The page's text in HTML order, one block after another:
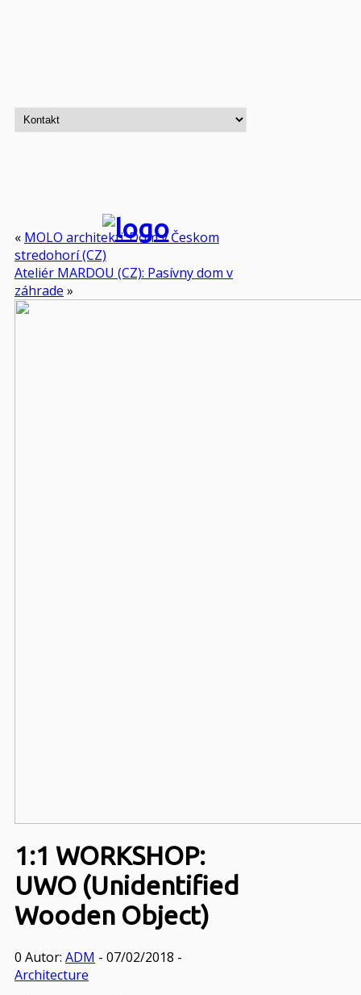
« MOLO architekti: Dom v Českom
stredohorí (CZ)
Ateliér MARDOU (CZ): Pasívny dom v
záhrade »
1:1 WORKSHOP:
UWO (Unidentified
Wooden Object)
0 Autor: ADM - 07/02/2018 -
Architecture